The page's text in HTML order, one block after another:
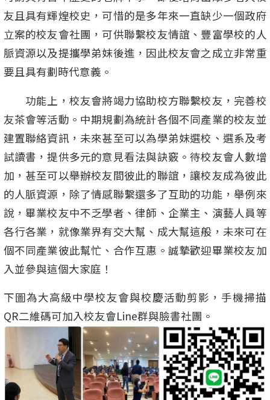
友且具有輝煌校史，可惜的是多年來一直缺少一個政府
立案的校友會社團，可供聯繫校友情誼、豐富學校的人
脈資源以及提攜學弟妹後進，因此校友會之成立非常重
要且具有劃時代意義。
功能上，校友會將竭力協助校方聯繫校友，完善校
友茶會等活動。中期規劃為統計各個不同產業的校友並
建置聯絡資訊，未來甚至可以為學弟妹選校、選系及考
試讀書，提供多元的意見看法與訣竅。待校友會人數增
加，甚至可以舉辦校友間彼此的聯誼，讓校友成為彼此
的人脈資源，除了情感聯繫還多了互助的功能，舉例來
說，畢業校友中不乏學者、律師、企業主、演藝人員等
各行各業，就像業界有交大幫、成大幫這般，未來可在
個不同產業彼此幫忙、合作互惠。誠摯歡迎畢業校友加
入並參與這個大家庭！
下圖為大高級中學校友會與校慶活動剪影，手機掃描
QR二維碼可加入校友會Line群與臉書社團。